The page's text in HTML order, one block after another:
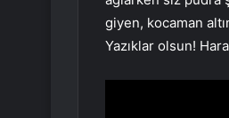
giyen, kocaman
Yazıklar olsun!